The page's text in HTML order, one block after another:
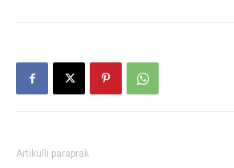
Artikulli paraprak